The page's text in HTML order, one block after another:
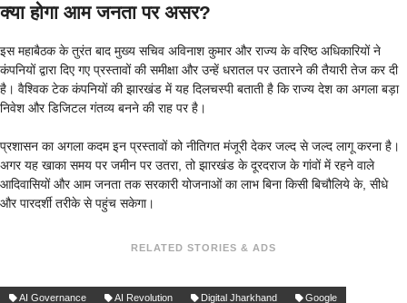
क्या होगा आम जनता पर असर?
इस महाबैठक के तुरंत बाद मुख्य सचिव अविनाश कुमार और राज्य के वरिष्ठ अधिकारियों ने
कंपनियों द्वारा दिए गए प्रस्तावों की समीक्षा और उन्हें धरातल पर उतारने की तैयारी तेज कर दी
है। वैश्विक टेक कंपनियों की झारखंड में यह दिलचस्पी बताती है कि राज्य देश का अगला बड़ा
निवेश और डिजिटल गंतव्य बनने की राह पर है।
प्रशासन का अगला कदम इन प्रस्तावों को नीतिगत मंजूरी देकर जल्द से जल्द लागू करना है।
अगर यह खाका समय पर जमीन पर उतरा, तो झारखंड के दूरदराज के गांवों में रहने वाले
आदिवासियों और आम जनता तक सरकारी योजनाओं का लाभ बिना किसी बिचौलिये के, सीधे
और पारदर्शी तरीके से पहुंच सकेगा।
RELATED STORIES & ADS
AI Governance AI Revolution Digital Jharkhand Google